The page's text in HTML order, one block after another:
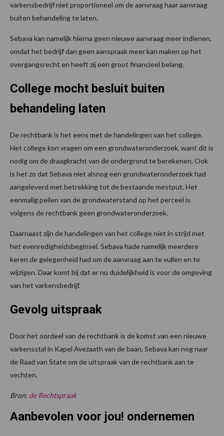
varkensbedrijf niet proportioneel om de aanvraag haar aanvraag
buiten behandeling te laten.
Sebava kan namelijk hierna geen nieuwe aanvraag meer indienen,
omdat het bedrijf dan geen aanspraak meer kan maken op het
overgangsrecht en heeft zij een groot financieel belang.
College mocht besluit buiten
behandeling laten
De rechtbank is het eens met de handelingen van het college.
Het college kon vragen om een grondwateronderzoek, want dit is
nodig om de draagkracht van de ondergrond te berekenen. Ook
is het zo dat Sebava niet alsnog een grondwateronderzoek had
aangeleverd met betrekking tot de bestaande mestput. Het
eenmalig peilen van de grondwaterstand op het perceel is
volgens de rechtbank geen grondwateronderzoek.
Daarnaast zijn de handelingen van het college niet in strijd met
het evenredigheidsbeginsel. Sebava hade namelijk meerdere
keren de gelegenheid had om de aanvraag aan te vullen en te
wijzigen. Daar komt bij dat er nu duidelijkheid is voor de omgeving
van het varkensbedrijf.
Gevolg uitspraak
Door het oordeel van de rechtbank is de komst van een nieuwe
varkensstal in Kapel Avezaath van de baan. Sebava kan nog naar
de Raad van State om de uitspraak van de rechtbank aan te
vechten.
Bron: de Rechtspraak
Aanbevolen voor jou! ondernemen